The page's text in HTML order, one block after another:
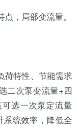
，局部变流量。
荷特性、节能需求
二次泵变流量+四
选一次泵定流量
统效率，降低全